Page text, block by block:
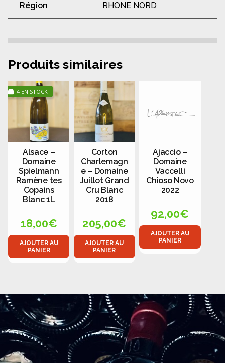
Région RHONE NORD
Produits similaires
Alsace –
Domaine
Spielmann
Ramène tes
Copains
Blanc 1L
18,00€
AJOUTER AU
PANIER
4 EN STOCK
Corton
Charlemagn
e – Domaine
Juillot Grand
Cru Blanc
2018
205,00€
AJOUTER AU
PANIER
Ajaccio –
Domaine
Vaccelli
Chioso Novo
2022
92,00€
AJOUTER AU
PANIER